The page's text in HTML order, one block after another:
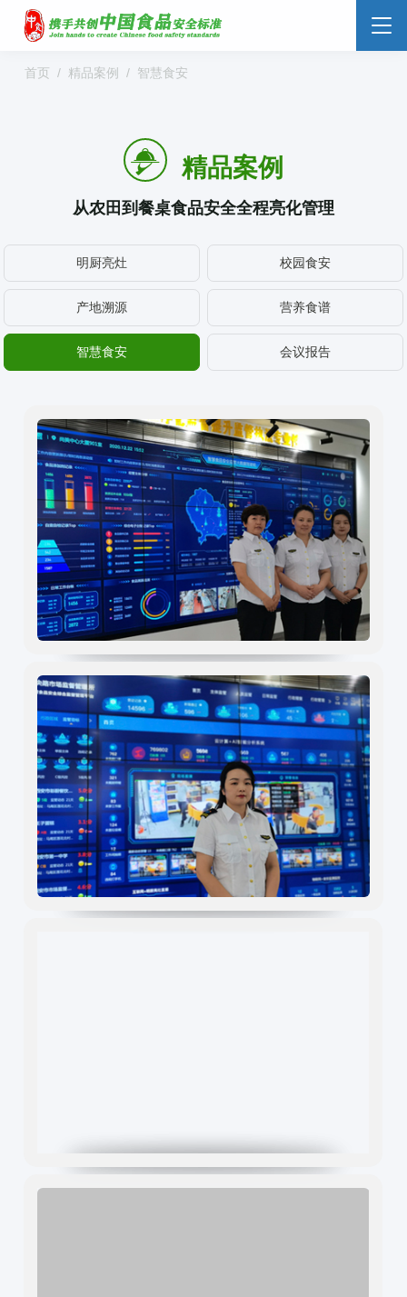
食品安全云 大数据监管
标准监管所
数字管理
明厨亮灶
食安防范
溯源追溯
解决方案 行业动态 企业新闻
案例分享
食品安全标准
互联网+AI明厨亮灶
智慧食安+安全治理
物联网+VR监控监测
食品安全服务器部署
中食大数据软件平台
食品安全解决方案
明厨亮灶 校园食安 产地溯源
营养食谱
智慧食安
会议报告
内测模块 已使用模块
公司介绍 中食定位 企业背景
资质证件
市场分布
联系我们
首页 精品案例 智慧食安
精品案例
从农田到餐桌食品安全全程亮化管理
明厨亮灶 校园食安
产地溯源 营养食谱
智慧食安 会议报告